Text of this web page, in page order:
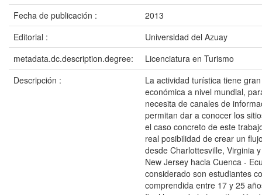
Fecha de publicación :
2013
Editorial :
Universidad del Azuay
metadata.dc.description.degree:
Licenciatura en Turismo
Descripción :
La actividad turística tiene
económica a nivel mundial,
necesita de canales de
permitan dar a conocer los
el caso concreto de este
real posibilidad de crear un
desde Charlottesville, Virginia
New Jersey hacia Cuenca -
considerado son estudiantes
comprendida entre 17 y 25